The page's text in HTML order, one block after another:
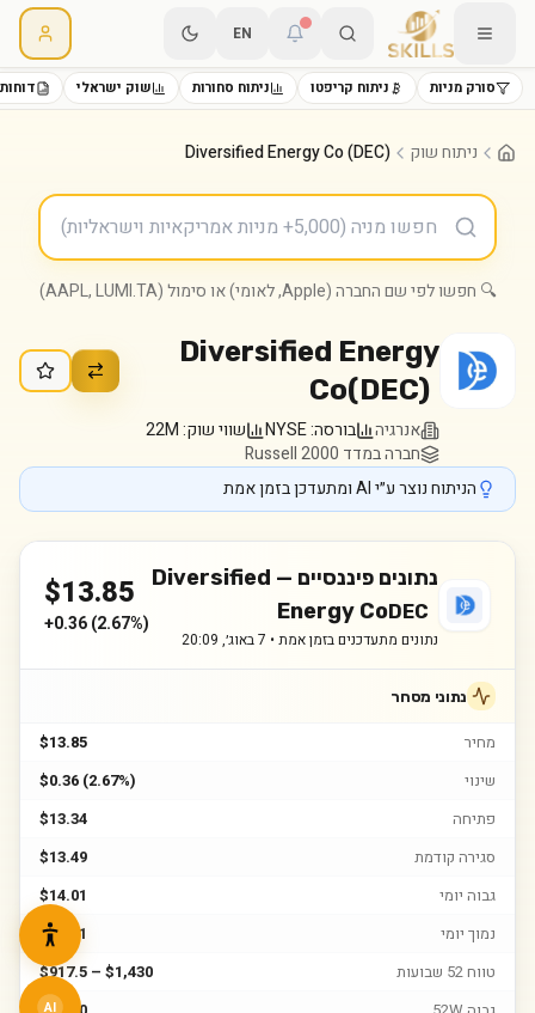
EN
סורק מניות ניתוח קריפטו ניתוח סחורות שוק ישראלי
ניתוח שוק Diversified Energy Co (DEC)
🔍 חפשו לפי שם החברה (Apple, לאומי) או סימול (AAPL, LUMI.TA)
Diversified Energy
Co(DEC)
אנרגיה בורסה:NYSE שווי שוק:22M
חברה במדד Russell 2000
הניתוח נוצר ע״י AI ומתעדכן בזמן אמת
נתונים פיננסיים — Diversified
Energy CoDEC
נתונים מתעדכנים בזמן אמת • 7 באוג׳, 20:09
$13.85
+0.36(2.67%)
נתוני מסחר
מחיר
$13.85
שינוי
$0.36 (2.67%)
פתיחה
$13.34
סגירה קודמת
$13.49
גבוה יומי
$14.01
נמוך יומי
$13.31
טווח 52 שבועות
$917.5 – $1,430
AI